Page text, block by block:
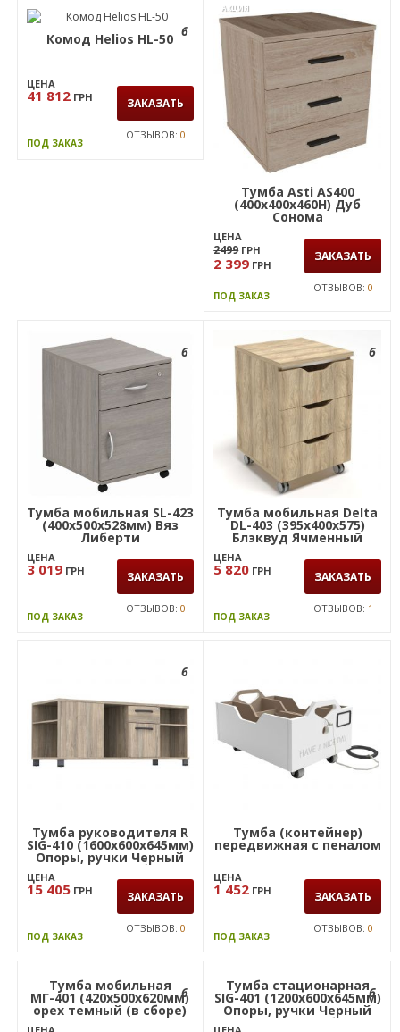
6
Комод Helios HL-50
ЦЕНА
41 812 ГРН ЗАКАЗАТЬ
ПОД ЗАКАЗ
ОТЗЫВОВ:0
АКЦИЯ
Тумба Asti AS400
(400х400х460Н) Дуб
Сонома
ЦЕНА
2499 ГРН
2 399 ГРН
ЗАКАЗАТЬ
ПОД ЗАКАЗ
ОТЗЫВОВ: 0
6
Тумба мобильная SL-423
(400х500х528мм) Вяз
Либерти
ЦЕНА
3 019 ГРН ЗАКАЗАТЬ
ПОД ЗАКАЗ
ОТЗЫВОВ:0
6
Тумба мобильная Delta
DL-403 (395х400х575)
Блэквуд Ячменный
ЦЕНА
5 820 ГРН ЗАКАЗАТЬ
ПОД ЗАКАЗ
ОТЗЫВОВ: 1
6
Тумба руководителя R
SIG-410 (1600х600х645мм)
Опоры, ручки Черный
графит/Вяз Либерти
Дымчатый
ЦЕНА
15 405 ГРН ЗАКАЗАТЬ
ПОД ЗАКАЗ
ОТЗЫВОВ:0
Тумба (контейнер)
передвижная с пеналом
ЦЕНА
1 452 ГРН ЗАКАЗАТЬ
ПОД ЗАКАЗ
ОТЗЫВОВ: 0
6 6